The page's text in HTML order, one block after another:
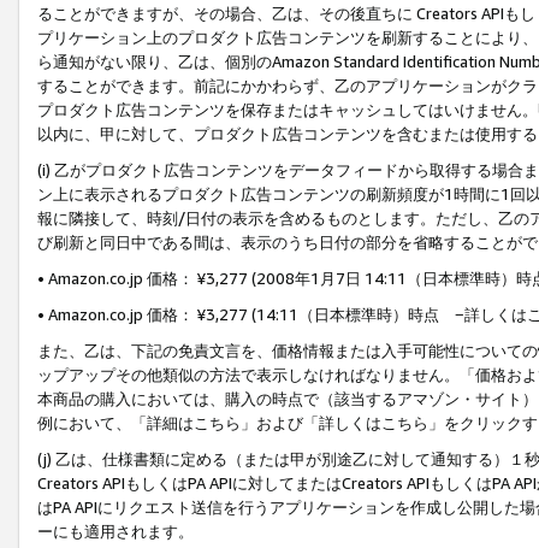
ることができますが、その場合、乙は、その後直ちに Creators APIも
プリケーション上のプロダクト広告コンテンツを刷新することにより
ら通知がない限り、乙は、個別のAmazon Standard Identification
することができます。前記にかかわらず、乙のアプリケーションがク
プロダクト広告コンテンツを保存またはキャッシュしてはいけません
以内に、甲に対して、プロダクト広告コンテンツを含むまたは使用す
(i) 乙がプロダクト広告コンテンツをデータフィードから取得する場合
ン上に表示されるプロダクト広告コンテンツの刷新頻度が1時間に1
報に隣接して、時刻/日付の表示を含めるものとします。ただし、乙
び刷新と同日中である間は、表示のうち日付の部分を省略することが
• Amazon.co.jp 価格： ¥3,277 (2008年1月7日 14:11（日本標準時）
• Amazon.co.jp 価格： ¥3,277 (14:11（日本標準時）時点 −詳しくは
また、乙は、下記の免責文言を、価格情報または入手可能性について
ップアップその他類似の方法で表示しなければなりません。「価格
本商品の購入においては、購入の時点で（該当するアマゾン・サイト
例において、「詳細はこちら」および「詳しくはこちら」をクリック
(j) 乙は、仕様書類に定める（または甲が別途乙に対して通知する）
Creators APIもしくはPA APIに対してまたはCreators APIもしくはPA
はPA APIにリクエスト送信を行うアプリケーションを作成し公開した
ーにも適用されます。